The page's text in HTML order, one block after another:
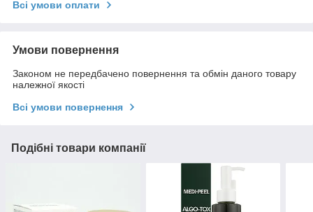
Всі умови оплати
Умови повернення
Законом не передбачено повернення та обмін даного товару
належної якості
Всі умови повернення
Подібні товари компанії